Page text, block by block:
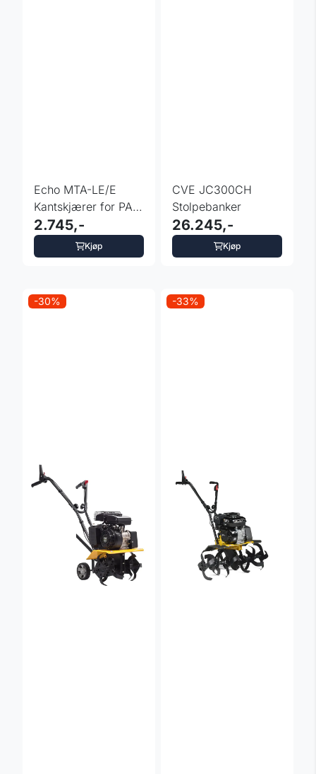
Echo MTA-LE/E
Kantskjærer for PAS
og DPAS-system
2.745,-
Kjøp
CVE JC300CH
Stolpebanker
26.245,-
Kjøp
-30% -33%